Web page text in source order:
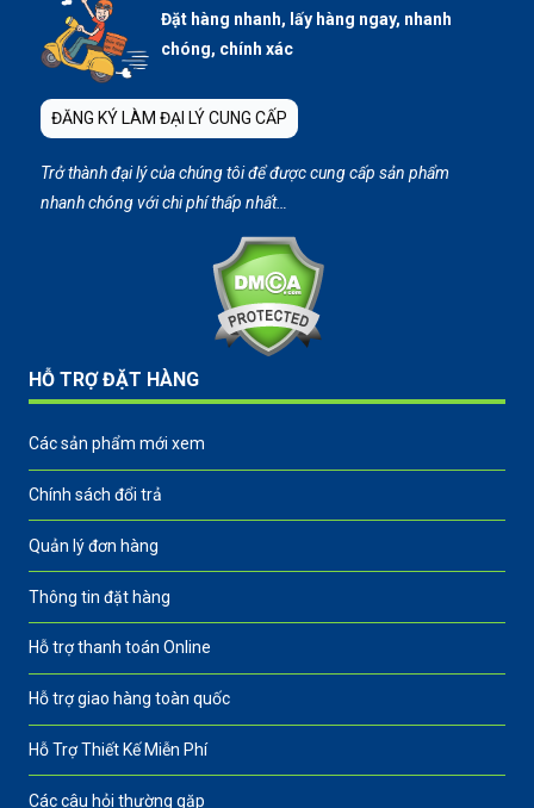
Đặt hàng nhanh, lấy hàng ngay, nhanh
chóng, chính xác
ĐĂNG KÝ LÀM ĐẠI LÝ CUNG CẤP
Trở thành đại lý của chúng tôi để được cung cấp sản phẩm
nhanh chóng với chi phí thấp nhất…
HỖ TRỢ ĐẶT HÀNG
Các sản phẩm mới xem
Chính sách đổi trả
Quản lý đơn hàng
Thông tin đặt hàng
Hỗ trợ thanh toán Online
Hỗ trợ giao hàng toàn quốc
Hỗ Trợ Thiết Kế Miễn Phí
Các câu hỏi thường gặp